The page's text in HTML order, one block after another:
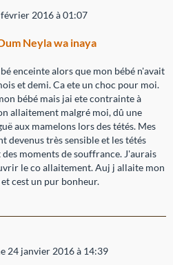
2016 à 01:07
Neyla wa inaya
enceinte alors que mon bébé n'avait
et demi. Ca ete un choc pour moi.
bébé mais jai ete contrainte à
allaitement malgré moi, dû une
aux mamelons lors des tétés. Mes
devenus très sensible et les tétés
moments de souffrance. J'aurais
le co allaitement. Auj j allaite mon
cest un pur bonheur.
24 janvier 2016 à 14:39